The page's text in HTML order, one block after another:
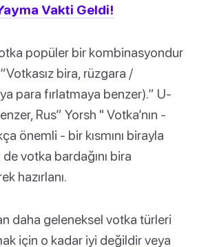
Vakti Geldi!
popüler bir kombinasyondur
bira, rüzgara /
para fırlatmaya benzer).” U-
Rus” Yorsh " Votka’nın -
önemli - bir kısmını birayla
de votka bardağını bira
hazırlanı.
daha geleneksel votka türleri
için o kadar iyi değildir veya